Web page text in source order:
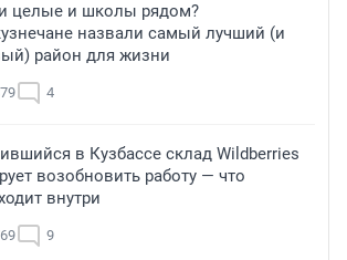
целые и школы рядом?
назвали самый лучший (и
район для жизни
4
в Кузбассе склад Wildberries
возобновить работу — что
внутри
9